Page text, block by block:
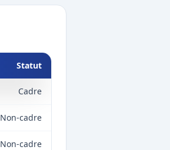
Statut
Cadre
Non-cadre
Non-cadre